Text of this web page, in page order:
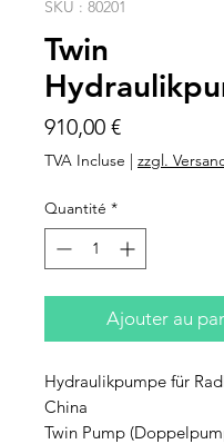
SKU : 80201
Twin
910,00 €Prix
TVA Incluse | zzgl.
Quantité *
Ajouter au
Hydraulikpumpe für
China
Twin Pump